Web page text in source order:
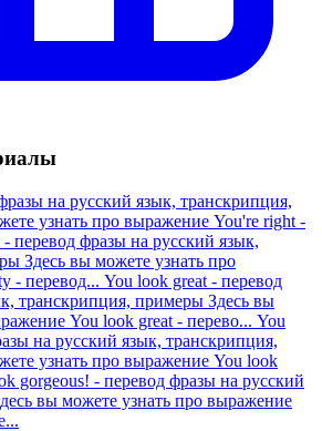
на русский язык, транскрипция,
узнать про выражение You're right -
перевод фразы на русский язык,
Здесь вы можете узнать про
- перевод... You look great - перевод
транскрипция, примеры Здесь вы
You look great - перево... You
на русский язык, транскрипция,
узнать про выражение You look
gorgeous! - перевод фразы на русский
вы можете узнать про выражение